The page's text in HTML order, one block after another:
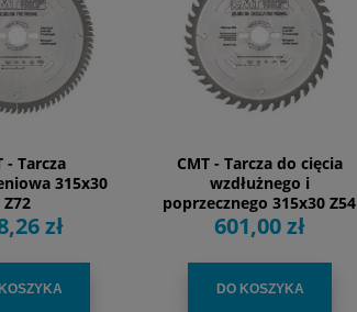
- Tarcza
315x30
Z72
zł
CMT - Tarcza do cięcia
wzdłużnego i
poprzecznego 315x30 Z54
601,00 zł
DO KOSZYKA